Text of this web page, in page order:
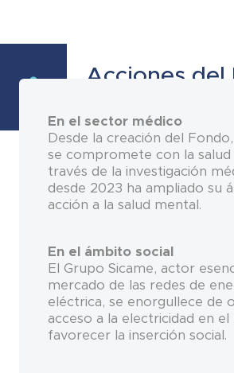
Acciones del
En el sector médico
Desde la creación del
se compromete con la salud
través de la investigación
desde 2023 ha ampliado su
acción a la salud mental.
En el ámbito social
El Grupo Sicame, actor
mercado de las redes de
eléctrica, se enorgullece de
acceso a la electricidad en
favorecer la inserción social.